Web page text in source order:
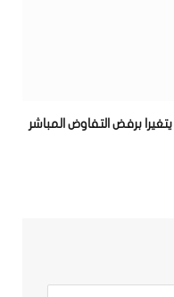
برفض التفاوض المباشر